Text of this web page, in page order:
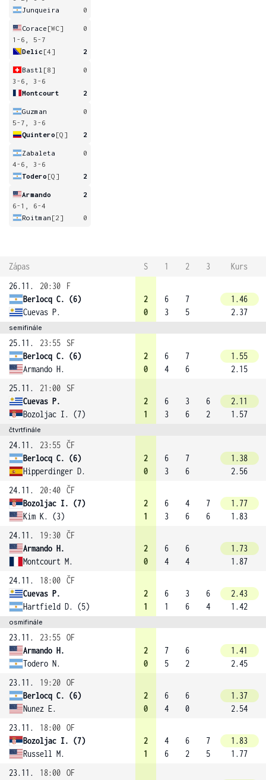
Junqueira
0
Corace [WC]
0
1-6, 5-7
Delic [4] 2
Bastl [8]
0
3-6, 3-6
Montcourt
2
Guzman
0
5-7, 3-6
Quintero [Q] 2
Zabaleta
0
4-6, 3-6
Todero [Q] 2
Armando
2
6-1, 6-4
Roitman [2] 0
Zápas S 1 2 3
Kurs
26.11.
20:30
F
Berlocq C. (6)
Cuevas P.
2
0
6
3
7
5
1.46
2.37
semifinále
25.11. 23:55
SF
Berlocq C. (6)
Armando H.
2
0
6
4
7
6
1.55
2.15
25.11.
21:00
SF
Cuevas P.
Bozoljac I. (7)
2
1
6
3
3
6
6
2
2.11
1.57
čtvrtfinále
24.11. 23:55 ČF
Berlocq C. (6)
Hipperdinger D.
2
0
6
3
7
6
1.38
2.56
24.11.
20:40 ČF
Bozoljac I. (7)
Kim K. (3)
2
1
6
3
4
6
7
6
1.77
1.83
24.11.
19:30 ČF
Armando H.
Montcourt M.
2
0
6
4
6
4
1.73
1.87
24.11.
18:00 ČF
Cuevas P.
Hartfield D. (5)
2
1
6
1
3
6
6
4
2.43
1.42
osmifinále
23.11. 23:55 OF
Armando H.
Todero N.
2
0
7
5
6
2
1.41
2.45
23.11.
19:20 OF
Berlocq C. (6)
Nunez E.
2
0
6
4
6
0
1.37
2.54
23.11.
18:00 OF
Bozoljac I. (7)
Russell M.
2
1
4
6
6
2
7
5
1.83
1.77
23.11.
18:00 OF